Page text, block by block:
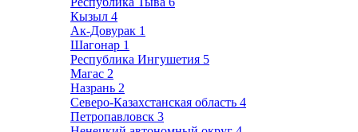
Кызыл 4
Ак-Довурак 1
Шагонар 1
Республика Ингушетия 5
Магас 2
Назрань 2
Северо-Казахстанская область 4
Петропавловск 3